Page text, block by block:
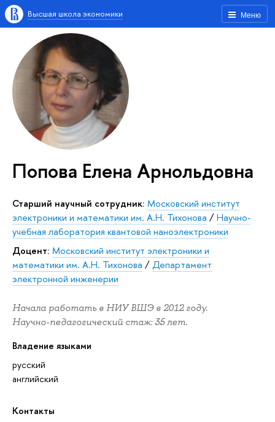
Меню
Высшая школа экономики
Попова Елена Арнольдовна
Старший научный сотрудник: Московский институт
электроники и математики им. А.Н. Тихонова /Научно-
учебная лаборатория квантовой наноэлектроники
Доцент: Московский институт электроники и
математики им. А.Н. Тихонова /Департамент
электронной инженерии
Начала работать в НИУ ВШЭ в 2012 году.
Научно-педагогический стаж: 35 лет.
Владение языками
русский
английский
Контакты